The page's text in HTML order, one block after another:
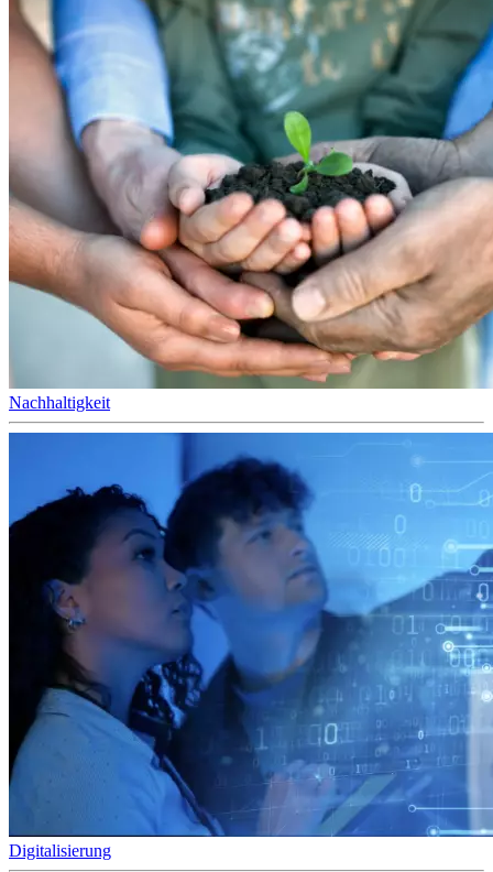
Nachhaltigkeit
Digitalisierung